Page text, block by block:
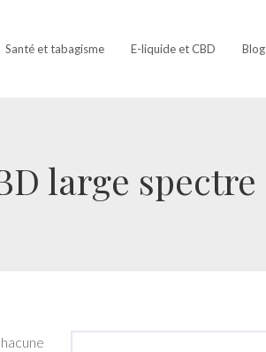
Santé et tabagisme E-liquide et CBD Blog
large spectre